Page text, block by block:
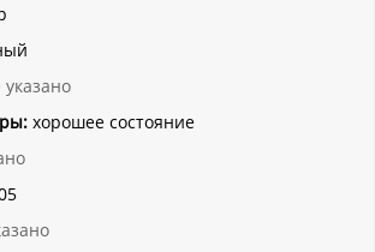
указано
хорошее состояние